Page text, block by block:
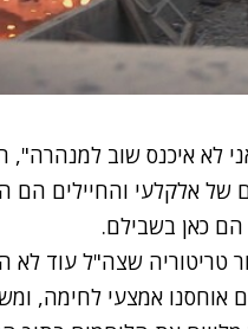
לא איכנס שוב
של אלקלעי והחיילים הם
הם כאן בשבילם.
טריטוריה שצה"ל עוד לא
אוחסנו אמצעי לחימה,